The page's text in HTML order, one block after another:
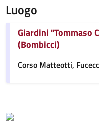
Luogo
Giardini "Tommaso
(Bombicci)
Corso Matteotti,